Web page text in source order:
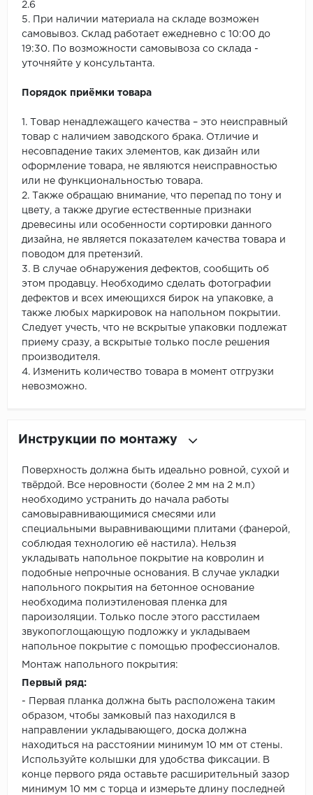
2.6
5. При наличии материала на складе возможен
самовывоз. Склад работает ежедневно с 10:00 до
19:30. По возможности самовывоза со склада -
уточняйте у консультанта.
Порядок приёмки товара
1. Товар ненадлежащего качества – это неисправный
товар с наличием заводского брака. Отличие и
несовпадение таких элементов, как дизайн или
оформление товара, не являются неисправностью
или не функциональностью товара.
2. Также обращаю внимание, что перепад по тону и
цвету, а также другие естественные признаки
древесины или особенности сортировки данного
дизайна, не является показателем качества товара и
поводом для претензий.
3. В случае обнаружения дефектов, сообщить об
этом продавцу. Необходимо сделать фотографии
дефектов и всех имеющихся бирок на упаковке, а
также любых маркировок на напольном покрытии.
Следует учесть, что не вскрытые упаковки подлежат
приему сразу, а вскрытые только после решения
производителя.
4. Изменить количество товара в момент отгрузки
невозможно.
Инструкции по монтажу
Поверхность должна быть идеально ровной, сухой и
твёрдой. Все неровности (более 2 мм на 2 м.п)
необходимо устранить до начала работы
самовыравнивающимися смесями или
специальными выравнивающими плитами (фанерой,
соблюдая технологию её настила). Нельзя
укладывать напольное покрытие на ковролин и
подобные непрочные основания. В случае укладки
напольного покрытия на бетонное основание
необходима полиэтиленовая пленка для
пароизоляции. Только после этого расстилаем
звукопоглощающую подложку и укладываем
напольное покрытие с помощью профессионалов.
Монтаж напольного покрытия:
Первый ряд:
- Первая планка должна быть расположена таким
образом, чтобы замковый паз находился в
направлении укладывающего, доска должна
находиться на расстоянии минимум 10 мм от стены.
Используйте колышки для удобства фиксации. В
конце первого ряда оставьте расширительный зазор
минимум 10 мм с торца и измерьте длину последней